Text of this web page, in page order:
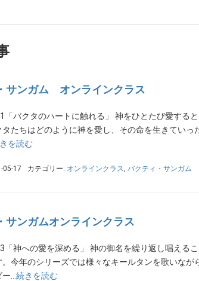
サンガム オンラインクラス
「バクタのハートに触れる」 神をひとたび愛する
タたちはどのように神を愛し、その命を生きてい
を読む
05-17 カテゴリー: オンラインクラス, バクティ・サンガム
サンガムオンラインクラス
「神への愛を深める」 神の御名を繰り返し唱える
今年のシリーズでは様々なキールタンを歌いな
… 続きを読む